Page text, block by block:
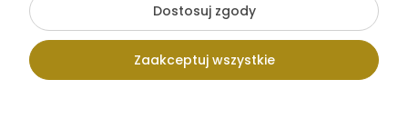
Pokaż pełną wersję strony
Sklep internetowy Shoper.pl
Dostosuj zgody
Zaakceptuj wszystkie